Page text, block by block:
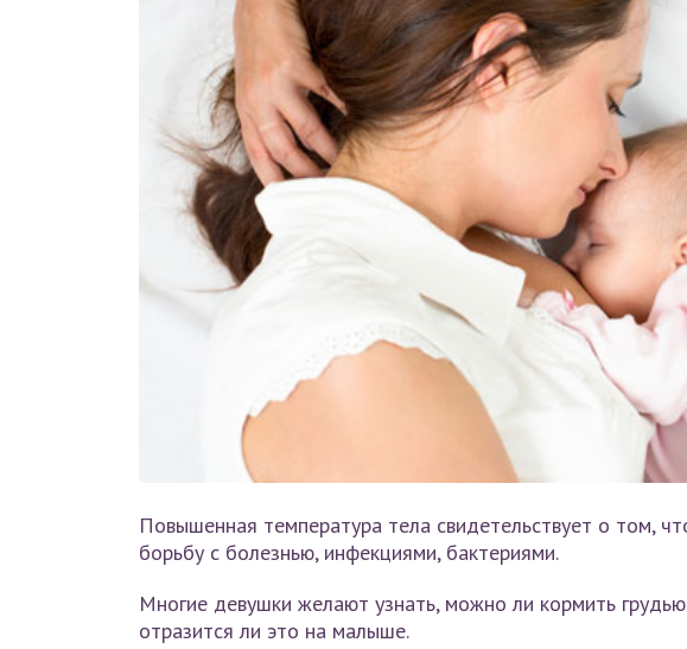
Повышенная температура тела свидетельствует о том,
борьбу с болезнью, инфекциями, бактериями.
Многие девушки желают узнать, можно ли кормить
отразится ли это на малыше.